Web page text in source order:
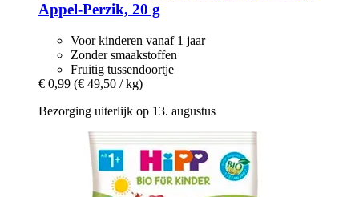
Appel-​Perzik, 20 g
Voor kinderen vanaf 1 jaar
Zonder smaakstoffen
Fruitig tussendoortje
€ 0,99 (€ 49,50 / kg)
Bezorging uiterlijk op 13. augustus